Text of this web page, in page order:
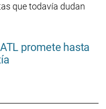
que todavía dudan
promete hasta